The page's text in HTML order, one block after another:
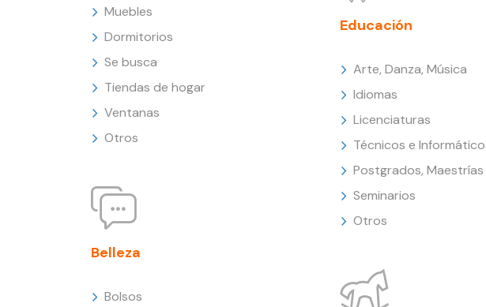
Muebles
Dormitorios
Se busca
Tiendas de hogar
Ventanas
Otros
Belleza
Bolsos
Educación
Arte, Danza, Música
Idiomas
Licenciaturas
Técnicos e
Postgrados, Maestrías
Seminarios
Otros